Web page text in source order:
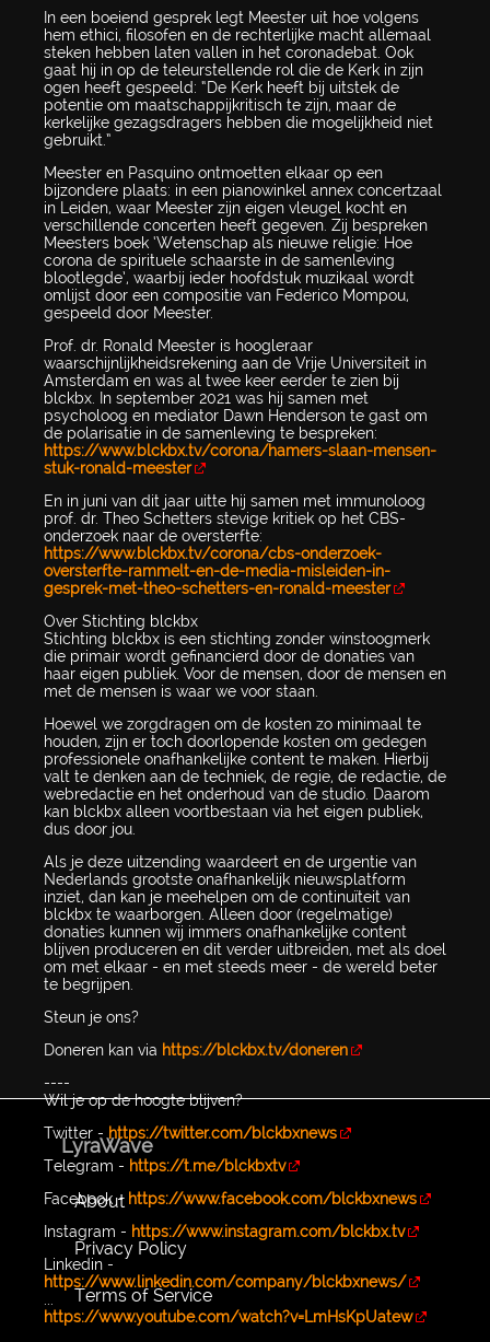
In een boeiend gesprek legt Meester uit hoe volgens
hem ethici, filosofen en de rechterlijke macht allemaal
steken hebben laten vallen in het coronadebat. Ook
gaat hij in op de teleurstellende rol die de Kerk in zijn
ogen heeft gespeeld: “De Kerk heeft bij uitstek de
potentie om maatschappijkritisch te zijn, maar de
kerkelijke gezagsdragers hebben die mogelijkheid niet
gebruikt.”
Meester en Pasquino ontmoetten elkaar op een
bijzondere plaats: in een pianowinkel annex concertzaal
in Leiden, waar Meester zijn eigen vleugel kocht en
verschillende concerten heeft gegeven. Zij bespreken
Meesters boek ‘Wetenschap als nieuwe religie: Hoe
corona de spirituele schaarste in de samenleving
blootlegde’, waarbij ieder hoofdstuk muzikaal wordt
omlijst door een compositie van Federico Mompou,
gespeeld door Meester.
Prof. dr. Ronald Meester is hoogleraar
waarschijnlijkheidsrekening aan de Vrije Universiteit in
Amsterdam en was al twee keer eerder te zien bij
blckbx. In september 2021 was hij samen met
psycholoog en mediator Dawn Henderson te gast om
de polarisatie in de samenleving te bespreken:
https://www.blckbx.tv/corona/hamers-slaan-mensen-
stuk-ronald-meester
En in juni van dit jaar uitte hij samen met immunoloog
prof. dr. Theo Schetters stevige kritiek op het CBS-
onderzoek naar de oversterfte:
https://www.blckbx.tv/corona/cbs-onderzoek-
oversterfte-rammelt-en-de-media-misleiden-in-
gesprek-met-theo-schetters-en-ronald-meester
Over Stichting blckbx
Stichting blckbx is een stichting zonder winstoogmerk
die primair wordt gefinancierd door de donaties van
haar eigen publiek. Voor de mensen, door de mensen en
met de mensen is waar we voor staan.
Hoewel we zorgdragen om de kosten zo minimaal te
houden, zijn er toch doorlopende kosten om gedegen
professionele onafhankelijke content te maken. Hierbij
valt te denken aan de techniek, de regie, de redactie, de
webredactie en het onderhoud van de studio. Daarom
kan blckbx alleen voortbestaan via het eigen publiek,
dus door jou.
Als je deze uitzending waardeert en de urgentie van
Nederlands grootste onafhankelijk nieuwsplatform
inziet, dan kan je meehelpen om de continuïteit van
blckbx te waarborgen. Alleen door (regelmatige)
donaties kunnen wij immers onafhankelijke content
blijven produceren en dit verder uitbreiden, met als doel
om met elkaar - en met steeds meer - de wereld beter
te begrijpen.
Steun je ons?
Doneren kan via https://blckbx.tv/doneren
----
Wil je op de hoogte blijven?
Twitter -https://twitter.com/blckbxnews
Telegram - https://t.me/blckbxtv
Facebook - https://www.facebook.com/blckbxnews
Instagram - https://www.instagram.com/blckbx.tv
Linkedin -
https://www.linkedin.com/company/blckbxnews/
...
https://www.youtube.com/watch?v=LmHsKpUatew
LyraWave
About
Privacy Policy
Terms of Service